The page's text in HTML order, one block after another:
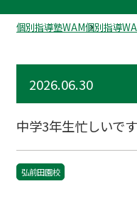
個別指導塾WAM個別指導
2026.06.30
中学3年生忙しいです
弘前田園校